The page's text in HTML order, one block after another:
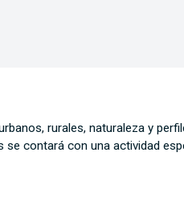
rurales, naturaleza y
contará con una actividad